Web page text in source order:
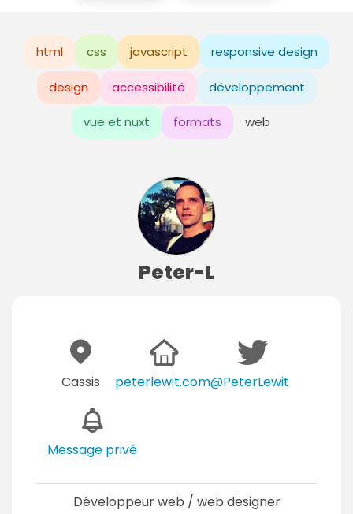
html css javascript responsive design
design accessibilité développement
vue et nuxt formats web
Peter-L
Cassis peterlewit.com@PeterLewit
Message privé
Développeur web / web designer